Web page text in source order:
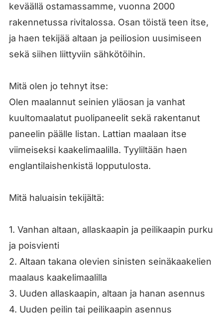
keväällä ostamassamme, vuonna 2000
rakennetussa rivitalossa. Osan töistä teen itse,
ja haen tekijää altaan ja peiliosion uusimiseen
sekä siihen liittyviin sähkötöihin.
Mitä olen jo tehnyt itse:
Olen maalannut seinien yläosan ja vanhat
kuultomaalatut puolipaneelit sekä rakentanut
paneelin päälle listan. Lattian maalaan itse
viimeiseksi kaakelimaalilla. Tyyliltään haen
englantilaishenkistä lopputulosta.
Mitä haluaisin tekijältä:
1. Vanhan altaan, allaskaapin ja peilikaapin purku
ja poisvienti
2. Altaan takana olevien sinisten seinäkaakelien
maalaus kaakelimaalilla
3. Uuden allaskaapin, altaan ja hanan asennus
4. Uuden peilin tai peilikaapin asennus